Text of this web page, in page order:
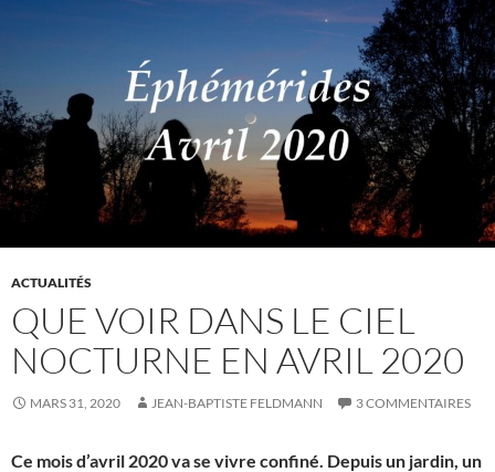
ACTUALITÉS
QUE VOIR DANS LE CIEL
NOCTURNE EN AVRIL 2020
MARS 31, 2020 JEAN-BAPTISTE FELDMANN 3 COMMENTAIRES
Ce mois d’avril 2020 va se vivre confiné. Depuis un jardin, un